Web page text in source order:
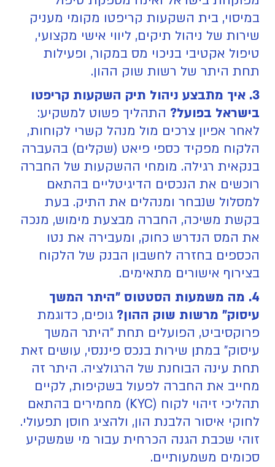
במיסוי, בית השקעות קריפטו מקומי מעניק
שירות של ניהול תיקים, ליווי אישי מקצועי,
טיפול אקטיבי בניכוי מס במקור, ופעילות
תחת היתר של רשות שוק ההון.
3. איך מתבצע ניהול תיק השקעות קריפטו
בישראל בפועל? התהליך פשוט למשקיע:
לאחר אפיון צרכים מול מנהל קשרי לקוחות,
הלקוח מפקיד כספי פיאט (שקלים) בהעברה
בנקאית רגילה. מומחי ההשקעות של החברה
רוכשים את הנכסים הדיגיטליים בהתאם
למסלול שנבחר ומנהלים את התיק. בעת
בקשת משיכה, החברה מבצעת מימוש, מנכה
את המס הנדרש כחוק, ומעבירה את נטו
הכספים בחזרה לחשבון הבנק של הלקוח
בצירוף אישורים מתאימים.
4. מה משמעות הסטטוס "היתר המשך
עיסוק" מרשות שוק ההון? גופים, כדוגמת
פרוקסיביט, הפועלים תחת "היתר המשך
עיסוק" במתן שירות בנכס פיננסי, עושים זאת
תחת עינה הבוחנת של הרגולציה. היתר זה
מחייב את החברה לפעול בשקיפות, לקיים
תהליכי זיהוי לקוח (KYC) מחמירים בהתאם
לחוקי איסור הלבנת הון, ולהציג חוסן תפעולי.
זוהי שכבת הגנה הכרחית עבור מי שמשקיע
סכומים משמעותיים.